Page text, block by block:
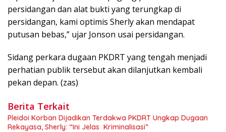
persidangan dan alat bukti yang terungkap di
persidangan, kami optimis Sherly akan mendapat
putusan bebas,” ujar Jonson usai persidangan.
Sidang perkara dugaan PKDRT yang tengah menjadi
perhatian publik tersebut akan dilanjutkan kembali
pekan depan. (zas)
Berita Terkait
Pleidoi Korban Dijadikan Terdakwa PKDRT Ungkap Dugaan
Rekayasa, Sherly: “Ini Jelas Kriminalisasi”